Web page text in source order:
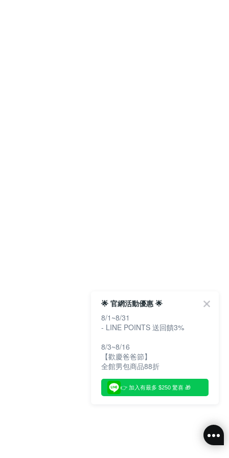
🌟 官網活動優惠 🌟
8/1~8/31
- LINE POINTS 送回饋3%
8/3~8/16
【歡慶爸爸節】
全館男包商品88折
👉 加入有最多 $250 驚喜 🎁